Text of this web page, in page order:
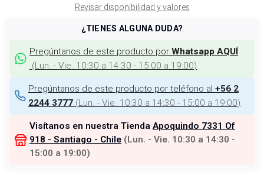
Revisar disponibilidad y valores
¿TIENES ALGUNA DUDA?
Pregúntanos de este producto por Whatsapp AQUÍ
(Lun. - Vie. 10:30 a 14:30 - 15:00 a 19:00)
Pregúntanos de este producto por teléfono al +56 2
2244 3777 (Lun. - Vie. 10:30 a 14:30 - 15:00 a 19:00)
Visítanos en nuestra Tienda Apoquindo 7331 Of
918 - Santiago - Chile (Lun. - Vie. 10:30 a 14:30 -
15:00 a 19:00)